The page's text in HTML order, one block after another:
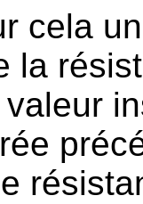
cela
la